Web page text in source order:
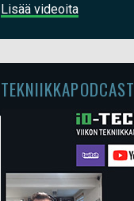
Lisää videoita
TEKNIIKKAPODCAST